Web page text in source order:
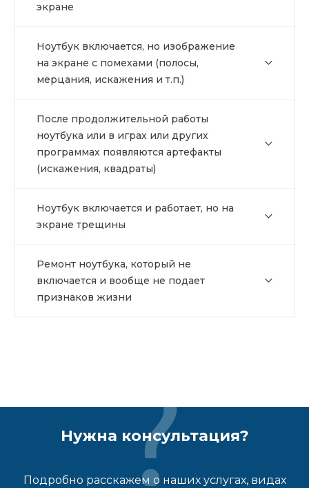
экране
Ноутбук включается, но изображение
на экране с помехами (полосы,
мерцания, искажения и т.п.)
После продолжительной работы
ноутбука или в играх или других
программах появляются артефакты
(искажения, квадраты)
Ноутбук включается и работает, но на
экране трещины
Ремонт ноутбука, который не
включается и вообще не подает
признаков жизни
Нужна консультация?
Подробно расскажем о наших услугах, видах